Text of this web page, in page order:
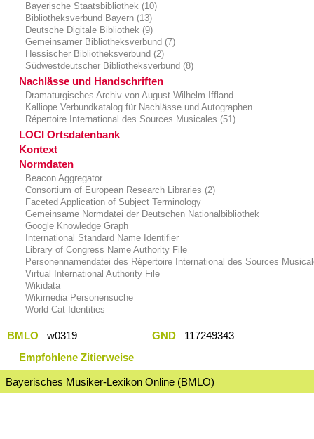
Bayerische Staatsbibliothek (10)
Bibliotheksverbund Bayern (13)
Deutsche Digitale Bibliothek (9)
Gemeinsamer Bibliotheksverbund (7)
Hessischer Bibliotheksverbund (2)
Südwestdeutscher Bibliotheksverbund (8)
Nachlässe und Handschriften
Dramaturgisches Archiv von August Wilhelm Iffland
Kalliope Verbundkatalog für Nachlässe und Autographen
Répertoire International des Sources Musicales (51)
LOCI Ortsdatenbank
Kontext
Normdaten
Beacon Aggregator
Consortium of European Research Libraries (2)
Faceted Application of Subject Terminology
Gemeinsame Normdatei der Deutschen Nationalbibliothek
Google Knowledge Graph
International Standard Name Identifier
Library of Congress Name Authority File
Personennamendatei des Répertoire International des Sources
Virtual International Authority File
Wikidata
Wikimedia Personensuche
World Cat Identities
BMLO w0319 GND
117249343
Empfohlene Zitierweise
Bayerisches Musiker-Lexikon Online (BMLO)